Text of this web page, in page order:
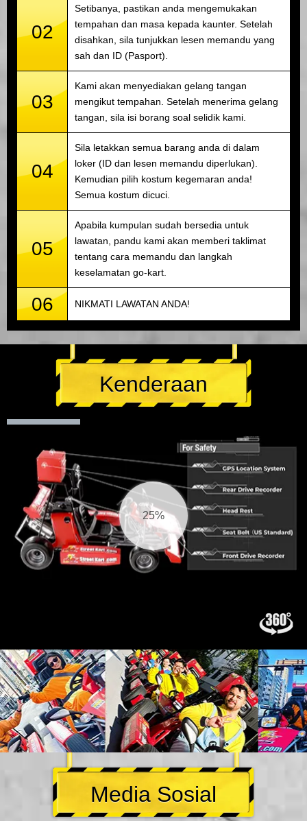
02
Setibanya, pastikan anda mengemukakan
tempahan dan masa kepada kaunter. Setelah
disahkan, sila tunjukkan lesen memandu yang
sah dan ID (Pasport).
03
Kami akan menyediakan gelang tangan
mengikut tempahan. Setelah menerima gelang
tangan, sila isi borang soal selidik kami.
04
Sila letakkan semua barang anda di dalam
loker (ID dan lesen memandu diperlukan).
Kemudian pilih kostum kegemaran anda!
Semua kostum dicuci.
05
Apabila kumpulan sudah bersedia untuk
lawatan, pandu kami akan memberi taklimat
tentang cara memandu dan langkah
keselamatan go-kart.
06 NIKMATI LAWATAN ANDA!
Kenderaan
25%
Media Sosial